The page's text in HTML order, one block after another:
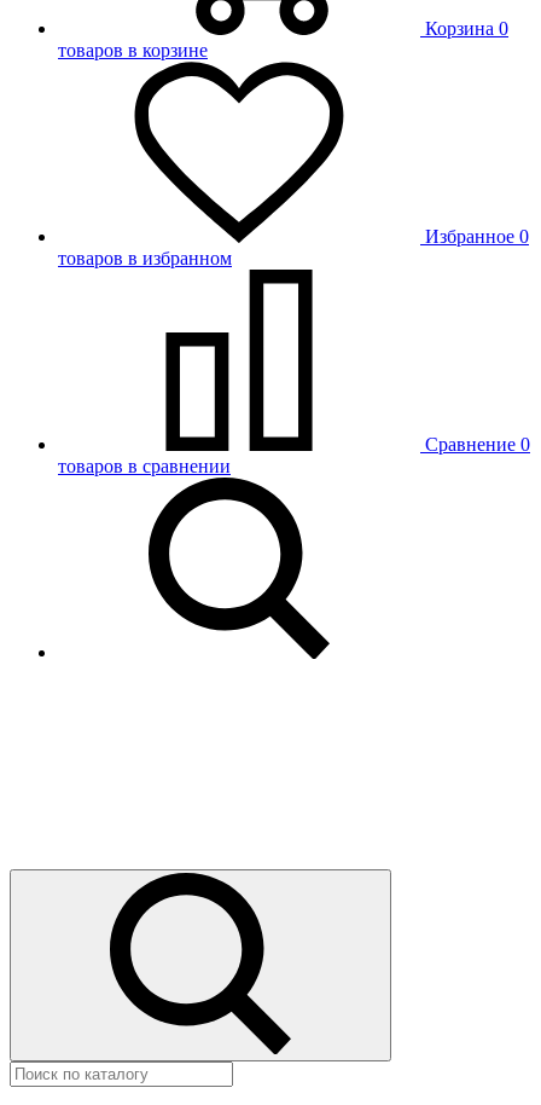
Корзина 0
товаров в корзине
Избранное 0
товаров в избранном
Сравнение 0
товаров в сравнении